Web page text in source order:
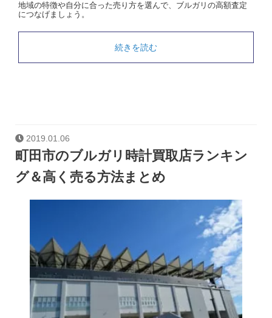
地域の特徴や自分に合った売り方を選んで、ブルガリの高額査定
につなげましょう。
続きを読む
2019.01.06
町田市のブルガリ時計買取店ランキン
グ＆高く売る方法まとめ